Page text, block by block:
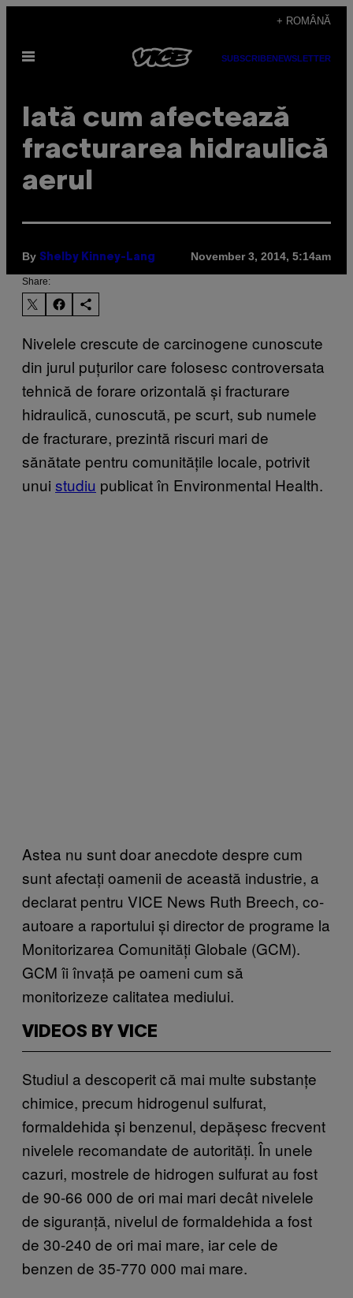
content
+ ROMÂNĂ
Open
SUBSCRIBENEWSLETTER
Iată cum afectează
fracturarea hidraulică
aerul
By Shelby Kinney-Lang November 3, 2014, 5:14am
Share:
Nivelele crescute de carcinogene cunoscute
din jurul puțurilor care folosesc controversata
tehnică de forare orizontală și fracturare
hidraulică, cunoscută, pe scurt, sub numele
de fracturare, prezintă riscuri mari de
sănătate pentru comunitățile locale, potrivit
unui st​udiu publicat în Environmental Health.
Astea nu sunt doar anecdote despre cum
sunt afectați oamenii de această industrie, a
declarat pentru VICE News Ruth Breech, co-
autoare a raportului și director de programe la
Monitorizarea Comunități Globale (GCM).
GCM îi învață pe oameni cum să
monitorizeze calitatea mediului.
VIDEOS BY VICE
Studiul a descoperit că mai multe substanțe
chimice, precum hidrogenul sulfurat,
formaldehida și benzenul, depășesc frecvent
nivelele recomandate de autorități. În unele
cazuri, mostrele de hidrogen sulfurat au fost
de 90-66 000 de ori mai mari decât nivelele
de siguranță, nivelul de formaldehida a fost
de 30-240 de ori mai mare, iar cele de
benzen de 35-770 000 mai mare.